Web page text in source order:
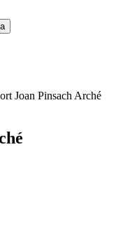
Joan Pinsach Arché